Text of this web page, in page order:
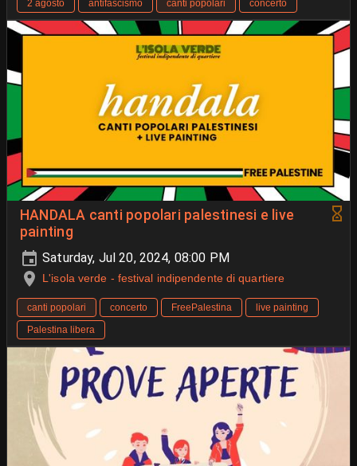
2 agosto antifascismo canti popolari concerto
HANDALA canti popolari palestinesi e live
painting
Saturday, Jul 20, 2024, 08:00 PM
L'isola verde - festival indipendente di quartiere
canti popolari concerto FreePalestina
live painting
Palestina libera